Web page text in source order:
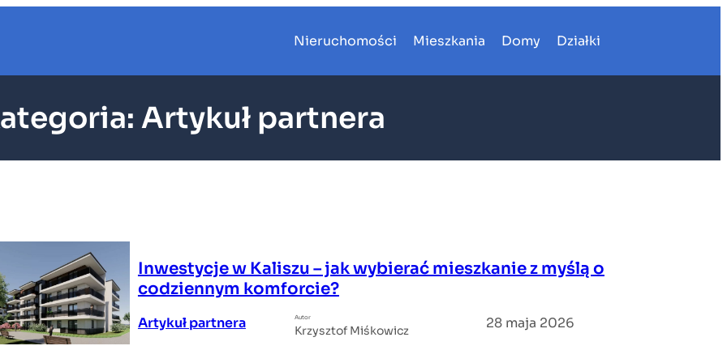
Nieruchomości Mieszkania Domy Działki
Artykuł partnera
Inwestycje w Kaliszu – jak wybierać mieszkanie z myślą o
codziennym komforcie?
Artykuł partnera Autor
Krzysztof Miśkowicz 28 maja 2026